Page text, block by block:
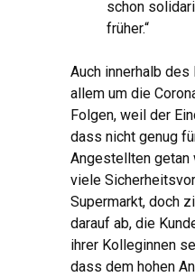
schon
früher.“
Auch innerhalb
allem um die
Folgen, weil der
dass nicht genug
Angestellten getan
viele
Supermarkt, doch
darauf ab, die
ihrer Kolleginnen
dass dem hohen